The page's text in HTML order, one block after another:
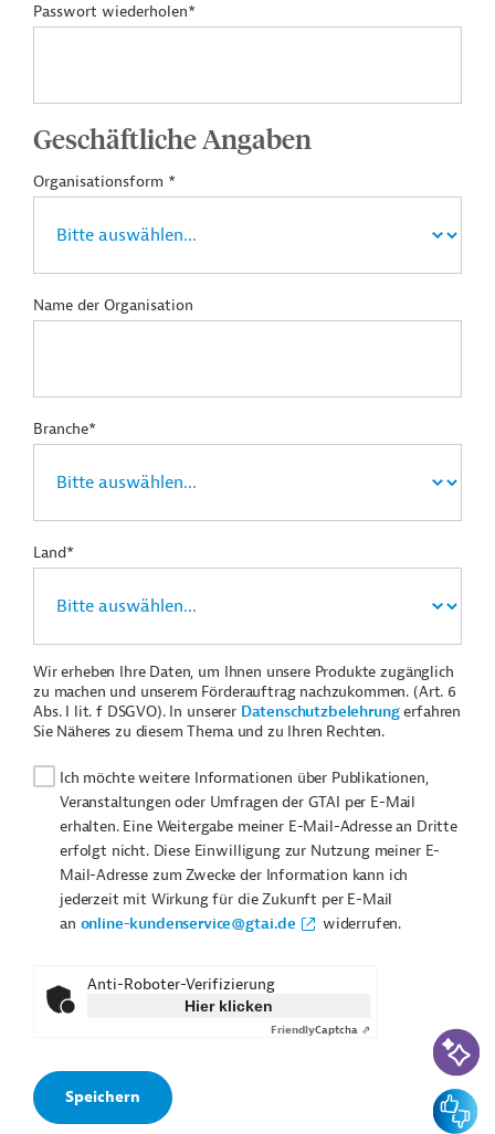
Passwort wiederholen*
Geschäftliche Angaben
Organisationsform *
Name der Organisation
Branche*
Land*
Wir erheben Ihre Daten, um Ihnen unsere Produkte zugänglich
zu machen und unserem Förderauftrag nachzukommen. (Art. 6
Abs. I lit. f DSGVO). In unserer Datenschutzbelehrungerfahren
Sie Näheres zu diesem Thema und zu Ihren Rechten.
Ich möchte weitere Informationen über Publikationen,
Veranstaltungen oder Umfragen der GTAI per E-Mail
erhalten. Eine Weitergabe meiner E-Mail-Adresse an Dritte
erfolgt nicht. Diese Einwilligung zur Nutzung meiner E-
Mail-Adresse zum Zwecke der Information kann ich
jederzeit mit Wirkung für die Zukunft per E-Mail
an online-kundenservice@gtai.de widerrufen.
Anti-Roboter-Verifizierung
Hier klicken
FriendlyCaptcha ⇗ KI-